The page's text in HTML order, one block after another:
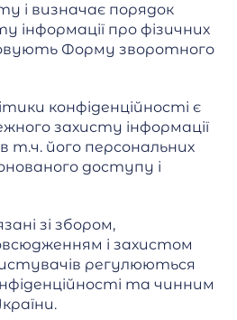
і визначає порядок
інформації про фізичних
Форму зворотного
конфіденційності є
захисту інформації
т.ч. його персональних
доступу і
зі збором,
і захистом
регулюються
та чинним